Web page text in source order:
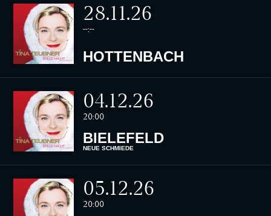
28.11.26
--:--
HOTTENBACH
04.12.26
20:00
BIELEFELD
NEUE SCHMIEDE
05.12.26
20:00